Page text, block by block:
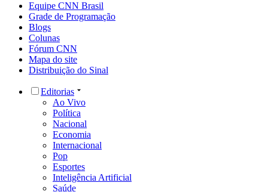
Equipe CNN Brasil
Grade de Programação
Blogs
Colunas
Fórum CNN
Mapa do site
Distribuição do Sinal
Editorias
Ao Vivo
Política
Nacional
Economia
Internacional
Pop
Esportes
Inteligência Artificial
Saúde